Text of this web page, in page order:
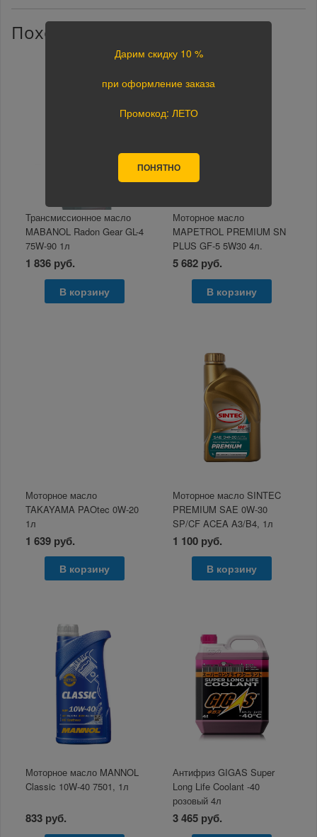
Похожие товары
Трансмиссионное масло
MABANOL Radon Gear GL-4
75W-90 1л
1 836 руб.
В корзину
Моторное масло
MAPETROL PREMIUM SN
PLUS GF-5 5W30 4л.
5 682 руб.
В корзину
Моторное масло
TAKAYAMA PAOtec 0W-20
1л
1 639 руб.
В корзину
Моторное масло SINTEC
PREMIUM SAE 0W-30
SP/CF ACEA A3/B4, 1л
1 100 руб.
В корзину
Моторное масло MANNOL
Classic 10W-40 7501, 1л
833 руб.
Антифриз GIGAS Super
Long Life Coolant -40
розовый 4л
3 465 руб.
Дарим скидку 10 %
при оформление заказа
Промокод: ЛЕТО
ПОНЯТНО